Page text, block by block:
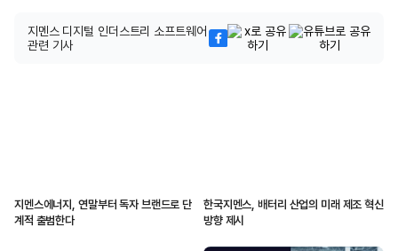
지멘스 디지털 인더스트리 소프트웨어
관련 기사
지멘스에너지, 연말부터 독자 브랜드로 단
계적 출범한다
한국지멘스, 배터리 산업의 미래 제조 혁신
방향 제시